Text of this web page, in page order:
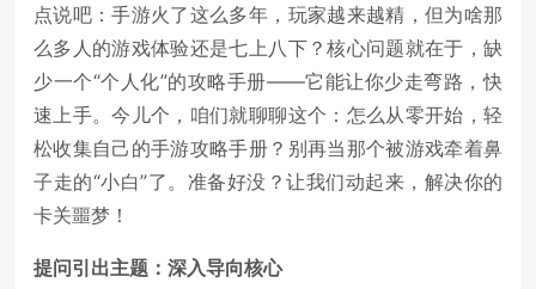
点说吧：手游火了这么多年，玩家越来越精，但为啥那
么多人的游戏体验还是七上八下？核心问题就在于，缺
少一个“个人化”的攻略手册——它能让你少走弯路，快
速上手。今儿个，咱们就聊聊这个：怎么从零开始，轻
松收集自己的手游攻略手册？别再当那个被游戏牵着鼻
子走的“小白”了。准备好没？让我们动起来，解决你的
卡关噩梦！
提问引出主题：深入导向核心